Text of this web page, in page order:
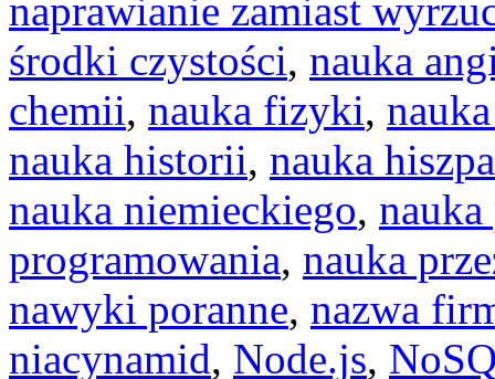
naprawianie zamiast
środki czystości, nauka
chemii, nauka fizyki,
nauka historii, nauka
nauka niemieckiego,
programowania, nauka
nawyki poranne, nazwa
niacynamid, Node.js,